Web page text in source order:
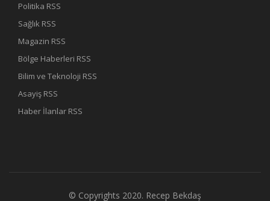
Politika RSS
Sağlık RSS
Magazin RSS
Bölge Haberleri RSS
Bilim ve Teknoloji RSS
Asayiş RSS
Haber İlanlar RSS
© Copyrights 2020. Recep Bekdaş